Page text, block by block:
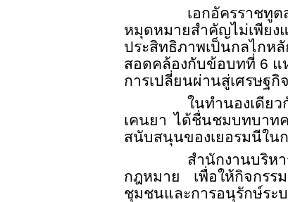
เอกอัครราชทู
หมุดหมายสำคัญไม่เพียง
ประสิทธิภาพเป็นกลไก
สอดคล้องกับข้อบทที่ 6 แ
การเปลี่ยนผ่านสู่เศรษฐกิ
ในทำนองเดีย
เคนยา ได้ชื่นชมบทบาท
สนับสนุนของเยอรมนีใน
สำนักงานบริห
กฎหมาย เพื่อให้กิจกรร
ชุมชนและการอนุรักษ์ระ